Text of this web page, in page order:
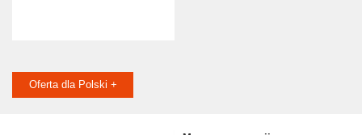
Oferta dla Polski +